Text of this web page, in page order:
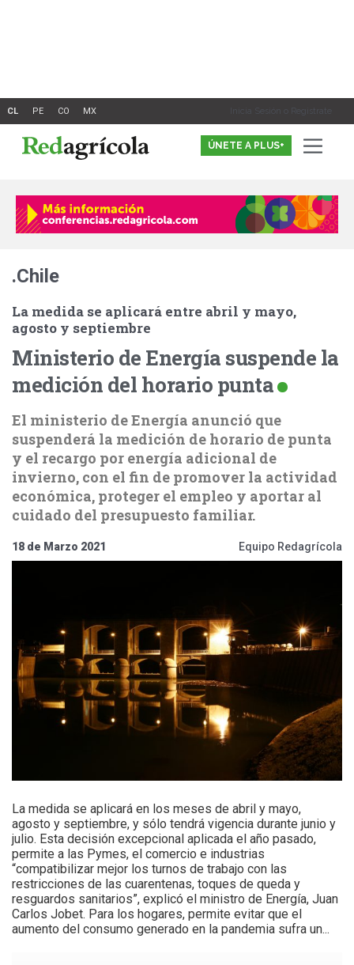
Inicia Sesión o Registrate
ÚNETE A PLUS+
.Chile
La medida se aplicará entre abril y mayo,
agosto y septiembre
Ministerio de Energía suspende la
medición del horario punta
El ministerio de Energía anunció que
suspenderá la medición de horario de punta
y el recargo por energía adicional de
invierno, con el fin de promover la actividad
económica, proteger el empleo y aportar al
cuidado del presupuesto familiar.
18 de Marzo 2021 Equipo Redagrícola
La medida se aplicará en los meses de abril y mayo,
agosto y septiembre, y sólo tendrá vigencia durante junio y
julio. Esta decisión excepcional aplicada el año pasado,
permite a las Pymes, el comercio e industrias
“compatibilizar mejor los turnos de trabajo con las
restricciones de las cuarentenas, toques de queda y
resguardos sanitarios”, explicó el ministro de Energía, Juan
Carlos Jobet. Para los hogares, permite evitar que el
aumento del consumo generado en la pandemia sufra un...